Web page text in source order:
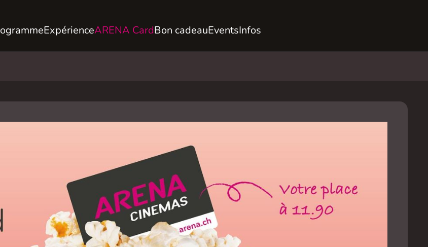
ExpérienceARENA CardBon cadeauEventsInfos